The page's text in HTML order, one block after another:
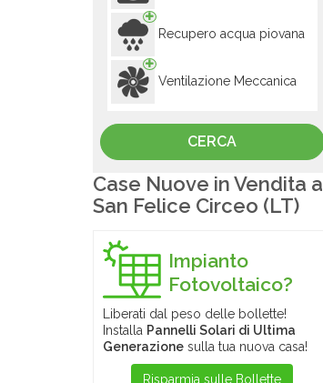
Recupero acqua piovana
Ventilazione Meccanica
Case Nuove in Vendita a
San Felice Circeo (LT)
Impianto
Fotovoltaico?
Liberati dal peso delle bollette!
Installa Pannelli Solari di Ultima
Generazione sulla tua nuova casa!
Risparmia sulle Bollette